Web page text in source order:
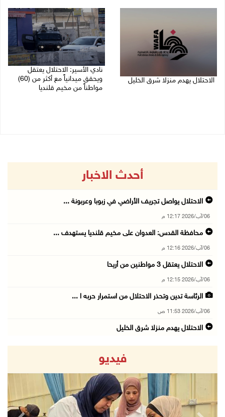
الاحتلال يهدم منزلا شرق الخليل
نادي الأسير: الاحتلال يعتقل
ويحقق ميدانياً مع أكثر من (60)
مواطناً من مخيم قلنديا
أحدث الاخبار
الاحتلال يواصل تجريف الأراضي في زبوبا وعربونة ...
06/آب/2026 12:17 م
محافظة القدس: العدوان على مخيم قلنديا يستهدف ...
06/آب/2026 12:16 م
الاحتلال يعتقل 3 مواطنين من أريحا
06/آب/2026 12:15 م
الرئاسة تدين وتحذر الاحتلال من استمرار حربه ا ...
06/آب/2026 11:53 ص
الاحتلال يهدم منزلا شرق الخليل
فتوح: العدوان على مخيم قلنديا تصعيد منظم يندر ...
06/آب/2026 11:45 ص
الطفل فيصل ينتظر علاج كسر بعموده الفقري
06/آب/2026 11:34 ص
فيديو